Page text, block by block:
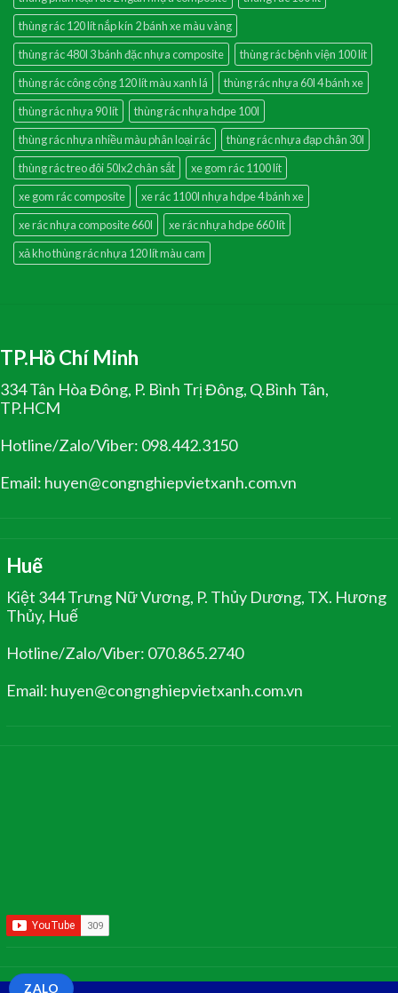
thùng rác 120 lít nắp kín 2 bánh xe màu vàng
thùng rác 480l 3 bánh đặc nhựa composite
thùng rác bệnh viện 100 lít
thùng rác công cộng 120 lít màu xanh lá
thùng rác nhựa 60l 4 bánh xe
thùng rác nhựa 90 lít
thùng rác nhựa hdpe 100l
thùng rác nhựa nhiều màu phân loại rác
thùng rác nhựa đạp chân 30l
thùng rác treo đôi 50lx2 chân sắt
xe gom rác 1100 lít
xe gom rác composite
xe rác 1100l nhựa hdpe 4 bánh xe
xe rác nhựa composite 660l
xe rác nhựa hdpe 660 lít
xả kho thùng rác nhựa 120 lít màu cam
TP.Hồ Chí Minh
334 Tân Hòa Đông, P. Bình Trị Đông, Q.Bình Tân,
TP.HCM
Hotline/Zalo/Viber: 098.442.3150
Email: huyen@congnghiepvietxanh.com.vn
Huế
Kiệt 344 Trưng Nữ Vương, P. Thủy Dương, TX. Hương
Thủy, Huế
Hotline/Zalo/Viber: 070.865.2740
Email: huyen@congnghiepvietxanh.com.vn
ZALO